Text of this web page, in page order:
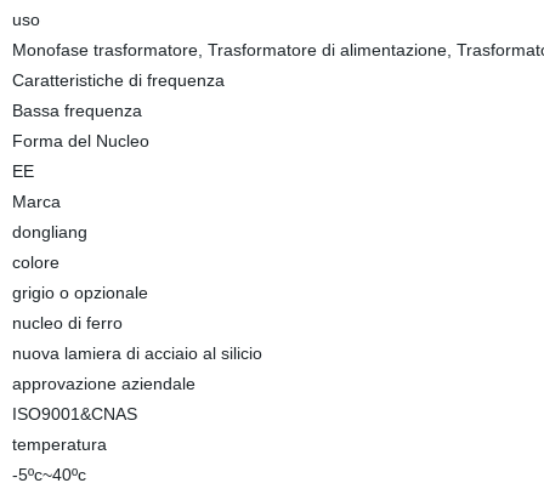
uso
Monofase trasformatore, Trasformatore di alimentazione,
Caratteristiche di frequenza
Bassa frequenza
Forma del Nucleo
EE
Marca
dongliang
colore
grigio o opzionale
nucleo di ferro
nuova lamiera di acciaio al silicio
approvazione aziendale
ISO9001&CNAS
temperatura
-5ºc~40ºc